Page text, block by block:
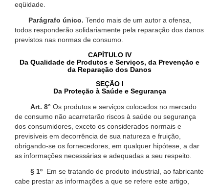
eqüidade.
Parágrafo único. Tendo mais de um autor a ofensa,
todos responderão solidariamente pela reparação dos danos
previstos nas normas de consumo.
CAPÍTULO IV
Da Qualidade de Produtos e Serviços, da Prevenção e
da Reparação dos Danos
SEÇÃO I
Da Proteção à Saúde e Segurança
Art. 8° Os produtos e serviços colocados no mercado
de consumo não acarretarão riscos à saúde ou segurança
dos consumidores, exceto os considerados normais e
previsíveis em decorrência de sua natureza e fruição,
obrigando-se os fornecedores, em qualquer hipótese, a dar
as informações necessárias e adequadas a seu respeito.
§ 1º Em se tratando de produto industrial, ao fabricante
cabe prestar as informações a que se refere este artigo,